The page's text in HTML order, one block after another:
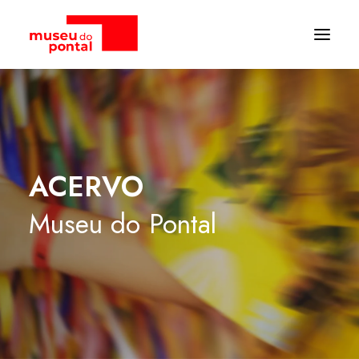
ACERVO
Museu do Pontal